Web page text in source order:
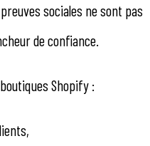
sociales ne sont pas
de confiance.
Shopify :